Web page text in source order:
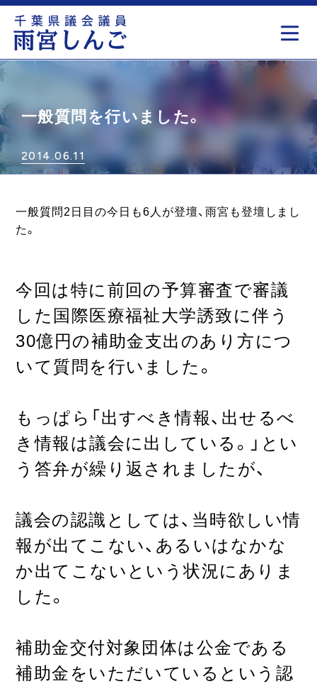
一般質問を行いました。
2014.06.11
一般質問2日目の今日も6人が登壇、雨宮も登壇しまし
た。
今回は特に前回の予算審査で審議
した国際医療福祉大学誘致に伴う
30億円の補助金支出のあり方につ
いて質問を行いました。
もっぱら「出すべき情報、出せるべ
き情報は議会に出している。」とい
う答弁が繰り返されましたが、
議会の認識としては、当時欲しい情
報が出てこない、あるいはなかな
か出てこないという状況にありま
した。
補助金交付対象団体は公金である
補助金をいただいているという認